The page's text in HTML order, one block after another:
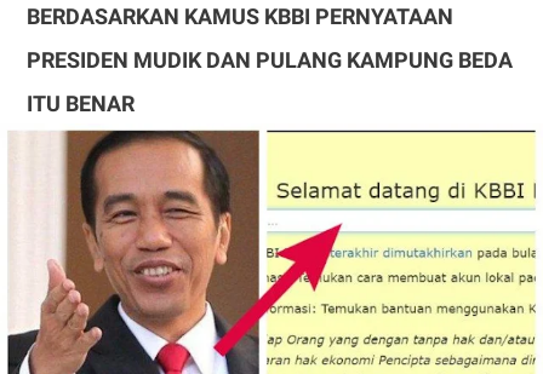
BERDASARKAN KAMUS KBBI PERNYATAAN
PRESIDEN MUDIK DAN PULANG KAMPUNG BEDA
ITU BENAR